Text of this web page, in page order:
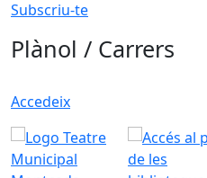
Subscriu-te
Plànol / Carrers
Accedeix